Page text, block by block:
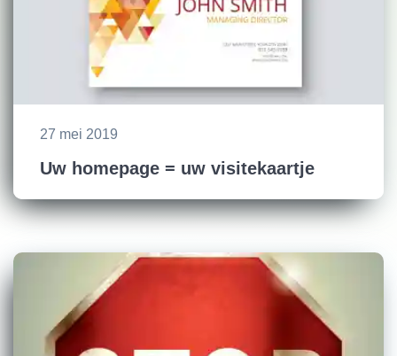
27 mei 2019
Uw homepage = uw visitekaartje